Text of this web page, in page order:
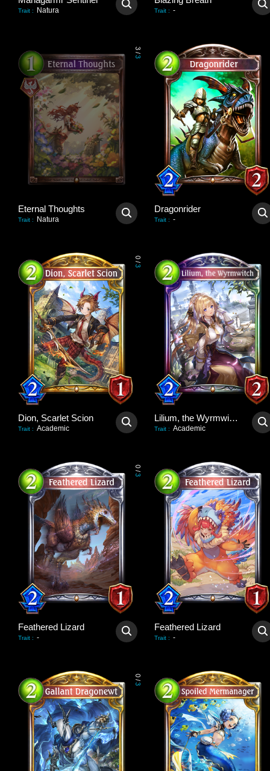
Trait : Natura Trait : -
3
/
3
Eternal Thoughts
Trait : Natura
Dragonrider
Trait : -
0
/
3
Dion, Scarlet Scion
Trait : Academic
Lilium, the Wyrmwitch
Trait : Academic
0
/
3
Feathered Lizard
Trait : -
Feathered Lizard
Trait : -
0
/
3